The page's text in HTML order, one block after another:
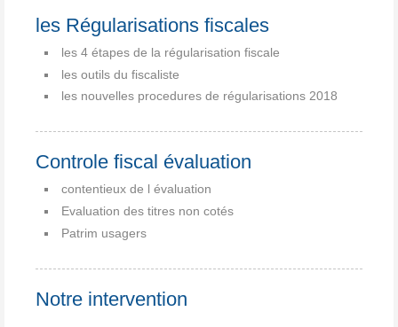
les Régularisations fiscales
les 4 étapes de la régularisation fiscale
les outils du fiscaliste
les nouvelles procedures de régularisations 2018
Controle fiscal évaluation
contentieux de l évaluation
Evaluation des titres non cotés
Patrim usagers
Notre intervention